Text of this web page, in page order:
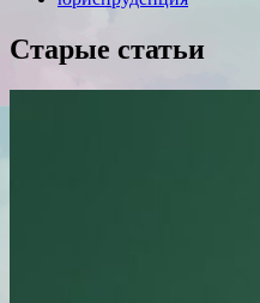
Старые статьи